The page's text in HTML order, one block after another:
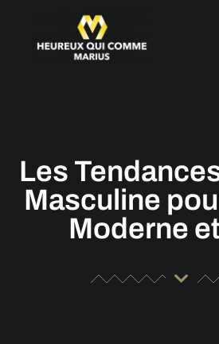
Les
Masculine
Moderne